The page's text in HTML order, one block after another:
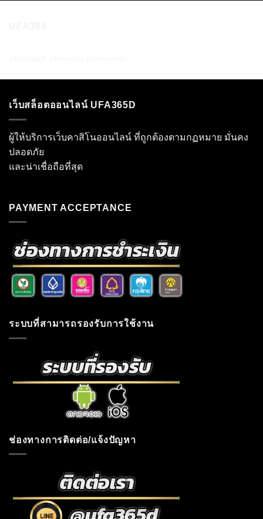
เว็บสล็อตออนไลน์ UFA365D
ผู้ให้บริการเว็บคาสิโนออนไลน์ ที่ถูกต้องตามกฏหมาย มั่นคง
ปลอดภัย
และน่าเชื่อถือที่สุด
PAYMENT ACCEPTANCE
ระบบที่สามารถรองรับการใช้งาน
ช่องทางการติดต่อ/แจ้งปัญหา